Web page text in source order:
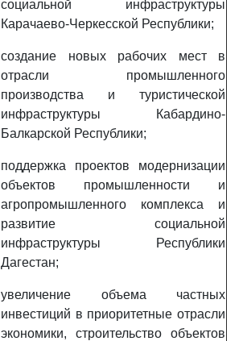
социальной инфраструктуры
Карачаево-Черкесской Республики;
создание новых рабочих мест в
отрасли промышленного
производства и туристической
инфраструктуры Кабардино-
Балкарской Республики;
поддержка проектов модернизации
объектов промышленности и
агропромышленного комплекса и
развитие социальной
инфраструктуры Республики
Дагестан;
увеличение объема частных
инвестиций в приоритетные отрасли
экономики, строительство объектов